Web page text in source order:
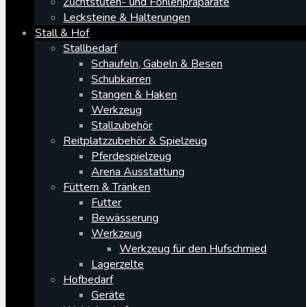
Lecksteine & Halterungen
Stall & Hof
Stallbedarf
Schaufeln, Gabeln & Besen
Schubkarren
Stangen & Haken
Werkzeug
Stallzubehör
Reitplatzzubehör & Spielzeug
Pferdespielzeug
Arena Ausstattung
Füttern & Tränken
Futter
Bewässerung
Werkzeug
Werkzeug für den Hufschmied
Lagerzelte
Hofbedarf
Geräte